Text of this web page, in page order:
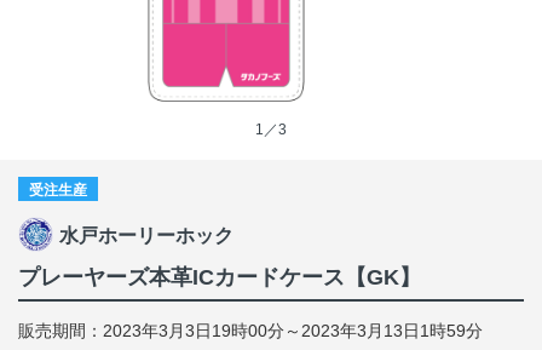
1／3
受注生産
水戸ホーリーホック
プレーヤーズ本革ICカードケース【GK】
販売期間：2023年3月3日19時00分～2023年3月13日1時59分